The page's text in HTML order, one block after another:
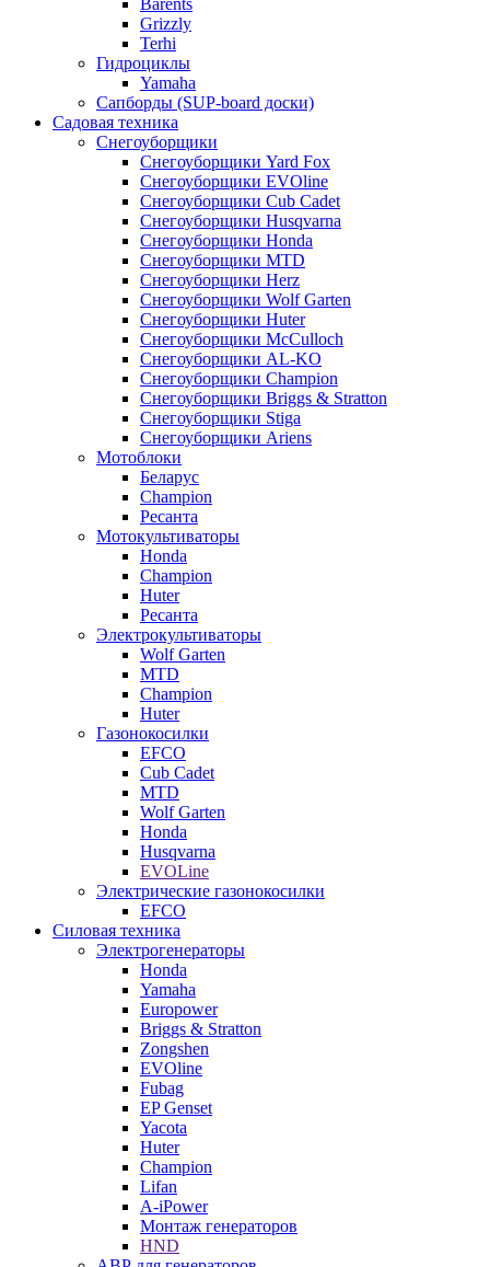
Barents
Grizzly
Terhi
Гидроциклы
Yamaha
Сапборды (SUP-board доски)
Садовая техника
Снегоуборщики
Снегоуборщики Yard Fox
Снегоуборщики EVOline
Снегоуборщики Cub Cadet
Снегоуборщики Husqvarna
Снегоуборщики Honda
Снегоуборщики MTD
Снегоуборщики Herz
Снегоуборщики Wolf Garten
Снегоуборщики Huter
Снегоуборщики McCulloch
Снегоуборщики AL-KO
Снегоуборщики Champion
Снегоуборщики Briggs & Stratton
Снегоуборщики Stiga
Снегоуборщики Ariens
Мотоблоки
Беларус
Champion
Ресанта
Мотокультиваторы
Honda
Champion
Huter
Ресанта
Электрокультиваторы
Wolf Garten
MTD
Champion
Huter
Газонокосилки
EFCO
Cub Cadet
MTD
Wolf Garten
Honda
Husqvarna
EVOLine
Электрические газонокосилки
EFCO
Силовая техника
Электрогенераторы
Honda
Yamaha
Europower
Briggs & Stratton
Zongshen
EVOline
Fubag
EP Genset
Yacota
Huter
Champion
Lifan
A-iPower
Монтаж генераторов
HND